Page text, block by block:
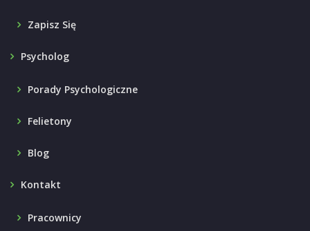
Zapisz Się
Psycholog
Porady Psychologiczne
Felietony
Blog
Kontakt
Pracownicy